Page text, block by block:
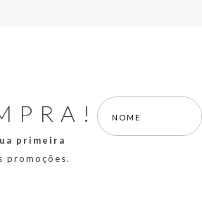
primeira
promoções.